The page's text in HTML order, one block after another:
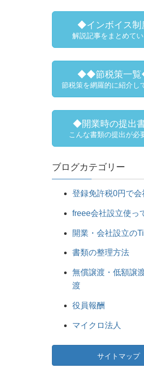
◆インボイス
解説記事をまとめてい
◆◆節税策一
節税策を網羅的に紹介し
◆開業時の提出
こんな書類の提出が必
ブログカテゴリー
登録免許税0円で会
freee会社設立使っ
開業・会社設立の
書類の整理方法
無償譲渡・低額譲
渡
役員報酬
マイクロ法人
サイトマップ